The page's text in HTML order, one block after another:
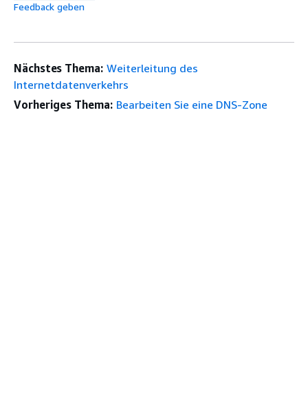
Feedback geben
Nächstes Thema: Weiterleitung des
Internetdatenverkehrs
Vorheriges Thema: Bearbeiten Sie eine DNS-Zone